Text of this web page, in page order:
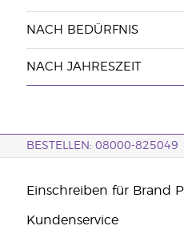
NACH BEDÜRFNIS
NACH JAHRESZEIT
BESTELLEN: 08000-825049
Einschreiben für Brand
Kundenservice